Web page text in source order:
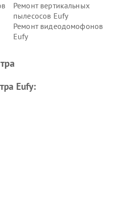
Ремонт вертикальных
пылесосов Eufy
Ремонт видеодомофонов
Eufy
Eufy: